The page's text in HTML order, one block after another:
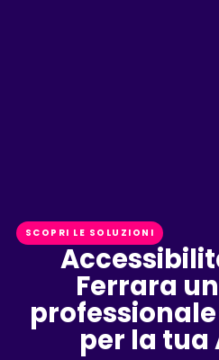
SCOPRI LE SOLUZIONI
Ferrara
per la tua